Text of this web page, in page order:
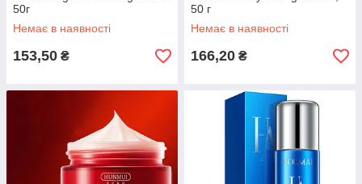
50г
Немає в наявності
153,50 ₴
50 г
Немає в наявності
166,20 ₴